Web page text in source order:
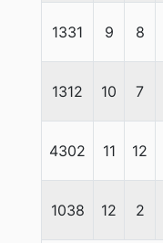
1331 9 8
1312 10 7
4302 11 12
1038 12 2